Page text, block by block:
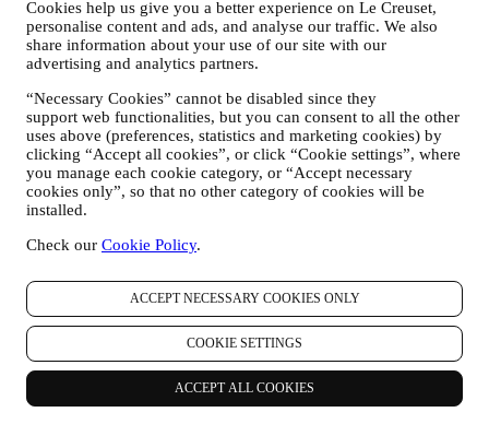
Cookies help us give you a better experience on Le Creuset,
personalise content and ads, and analyse our traffic. We also
share information about your use of our site with our
advertising and analytics partners.
“Necessary Cookies” cannot be disabled since they
support web functionalities, but you can consent to all the other
uses above (preferences, statistics and marketing cookies) by
clicking “Accept all cookies”, or click “Cookie settings”, where
you manage each cookie category, or “Accept necessary
cookies only”, so that no other category of cookies will be
installed.
Check our Cookie Policy.
ACCEPT NECESSARY COOKIES ONLY
COOKIE SETTINGS
ACCEPT ALL COOKIES
doorgeven voor hun eigen marketingdoeleinden. Voor informatie of
om uw privacyrechten uit te oefenen, kunt u ons mailen op
privacy@lecreuset.comom ons te laten weten waar wij u mee van
dienst kunnen zijn en wij zullen tijdig reageren.
Le Creuset verbindt zich ertoe uw persoonsgegevens en uw privacy
te beschermen en in deze verklaring wordt uitgelegd hoe wij uw
persoonsgegevens verzamelen en verwerken in overeenstemming
met de EU-wetgeving inzake gegevensbescherming (met inbegrip
van de EU Algemene Verordening Gegevensbescherming
2016/679) en de wet inzake gegevensbescherming die van
"Gegevensbeschermingswetten").
VAN U?
“Persoonsgegevens” betekent alle informatie met betrekking tot u en
die ons in staat stelt om u te identificeren, hetzij rechtstreeks of in
combinatie met andere informatie.
Kinderen: Deze website is niet bedoeld voor kinderen en we
verzamelen niet bewust gegevens met betrekking tot kinderen.
Wij kunnen persoonsgegevens van u verzamelen wanneer u onze